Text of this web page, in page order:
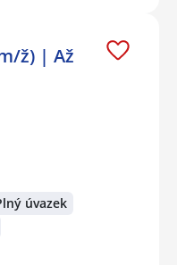
ž) | Až
úvazek